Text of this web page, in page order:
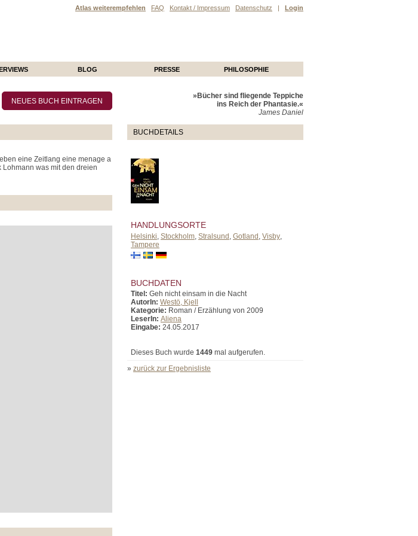
Atlas weiterempfehlen FAQ Kontakt / Impressum Datenschutz | Login
BLOG PRESSE PHILOSOPHIE
eine Zeitlang eine menage a
was mit den dreien
»Bücher sind fliegende Teppiche
ins Reich der Phantasie.«
James Daniel
BUCHDETAILS
HANDLUNGSORTE
Helsinki Stockholm Stralsund Gotland Visby
Tampere
BUCHDATEN
Titel: Geh nicht einsam in die Nacht
AutorIn: Westö, Kjell
Kategorie: Roman / Erzählung von 2009
LeserIn: Aliena
Eingabe: 24.05.2017
Dieses Buch wurde 1449 mal aufgerufen.
» zurück zur Ergebnisliste